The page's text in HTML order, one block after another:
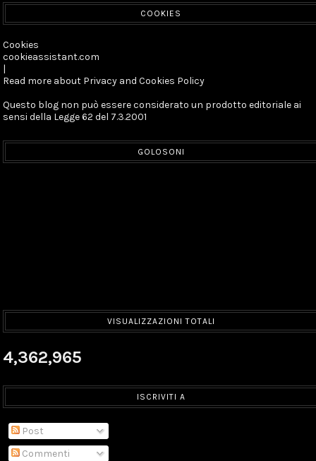
COOKIES
Cookies
cookieassistant.com
|
Read more about Privacy and Cookies Policy
Questo blog non può essere considerato un prodotto editoriale ai
sensi della Legge 62 del 7.3.2001
GOLOSONI
VISUALIZZAZIONI TOTALI
4,362,965
ISCRIVITI A
Post
Commenti